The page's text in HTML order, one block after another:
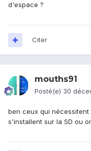
d'espace ?
Citer
mouths91
Posté(e) 30
ben ceux qui
s'installent sur la SD ou